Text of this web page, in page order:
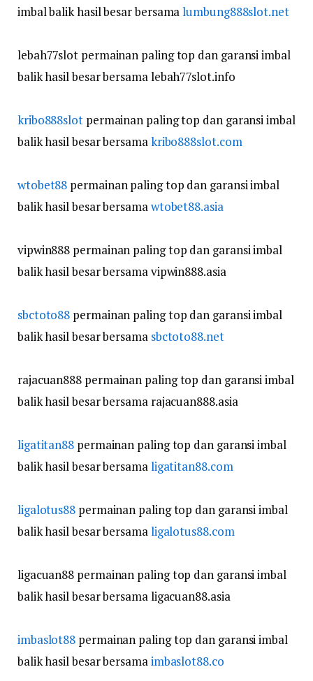
imbal balik hasil besar bersamalumbung888slot.net
lebah77slot permainan paling top dan garansi imbal
balik hasil besar bersama lebah77slot.info
kribo888slotpermainan paling top dan garansi imbal
balik hasil besar bersamakribo888slot.com
wtobet88 permainan paling top dan garansi imbal
balik hasil besar bersamawtobet88.asia
vipwin888 permainan paling top dan garansi imbal
balik hasil besar bersama vipwin888.asia
sbctoto88 permainan paling top dan garansi imbal
balik hasil besar bersama sbctoto88.net
rajacuan888 permainan paling top dan garansi imbal
balik hasil besar bersama rajacuan888.asia
ligatitan88 permainan paling top dan garansi imbal
balik hasil besar bersamaligatitan88.com
ligalotus88 permainan paling top dan garansi imbal
balik hasil besar bersamaligalotus88.com
ligacuan88 permainan paling top dan garansi imbal
balik hasil besar bersama ligacuan88.asia
imbaslot88 permainan paling top dan garansi imbal
balik hasil besar bersamaimbaslot88.co